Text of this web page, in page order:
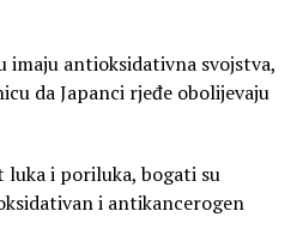
imaju antioksidativna svojstva,
da Japanci rjeđe obolijevaju
luka i poriluka, bogati su
i antikancerogen